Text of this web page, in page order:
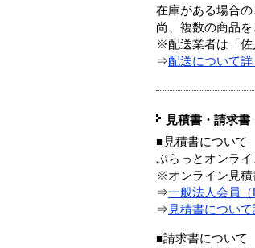
在庫がある場合
尚、複数の商品
※配送業者は「佐
⇒配送について
見積書・請求書
■見積書について
ぷらっとオンラ
※オンライン見積
⇒一般法人会員
⇒ 見積書につい
■請求書について